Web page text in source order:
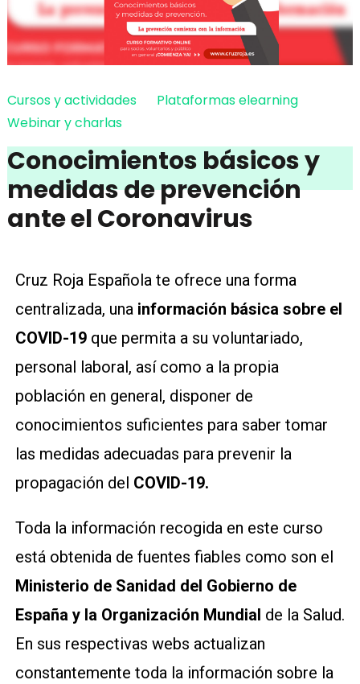
Cursos y actividades
Plataformas elearning
Webinar y charlas
Conocimientos básicos y
medidas de prevención
ante el Coronavirus
Cruz Roja Española te ofrece una forma
centralizada, una información básica sobre el
COVID-19que permita a su voluntariado,
personal laboral, así como a la propia
población en general, disponer de
conocimientos suficientes para saber tomar
las medidas adecuadas para prevenir la
propagación del COVID-19.
Toda la información recogida en este curso
está obtenida de fuentes fiables como son el
Ministerio de Sanidad del Gobierno de
España y la Organización Mundial de la Salud.
En sus respectivas webs actualizan
constantemente toda la información sobre la